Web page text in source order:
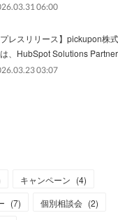
06:00
プレスリリース】pickupon株
、HubSpot Solutions
03:07
キャンペーン (4)
(7) 個別相談会 (2)